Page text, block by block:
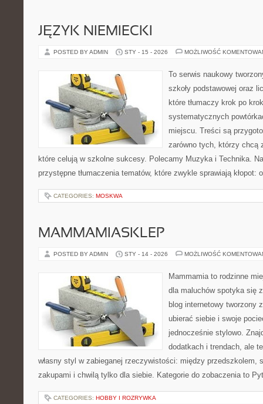
JĘZYK NIEMIECKI
POSTED BY ADMIN STY - 15 - 2026 MOŻLIWOŚĆ
To serwis naukowy
szkoły podstawowej oraz
które tłumaczy krok po
systematycznych
miejscu. Treści są
zarówno tych, którzy chcą
które celują w szkolne sukcesy. Polecamy Muzyka i Technika.
przystępne tłumaczenia tematów, które zwykle sprawiają
CATEGORIES: MOSKWA
MAMMAMIASKLEP
POSTED BY ADMIN STY - 14 - 2026 MOŻLIWOŚĆ
Mammamia to rodzinne
dla maluchów spotyka się
blog internetowy tworzony
ubierać siebie i swoje
jednocześnie stylowo.
dodatkach i trendach, ale
własny styl w zabieganej rzeczywistości: między przedszkolem,
zakupami i chwilą tylko dla siebie. Kategorie do zobaczenia to
CATEGORIES: HOBBY I ROZRYWKA